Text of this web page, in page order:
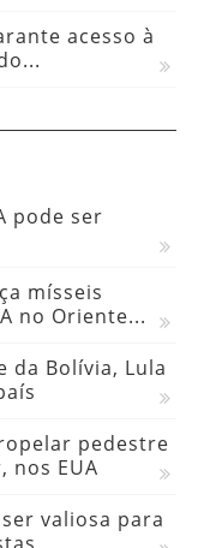
acesso à
pode ser
mísseis
no Oriente...
da Bolívia, Lula
pedestre
nos EUA
valiosa para